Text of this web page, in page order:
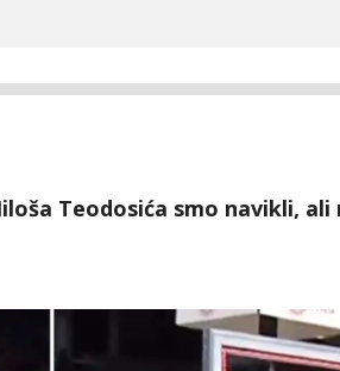
Teodosića smo navikli, ali